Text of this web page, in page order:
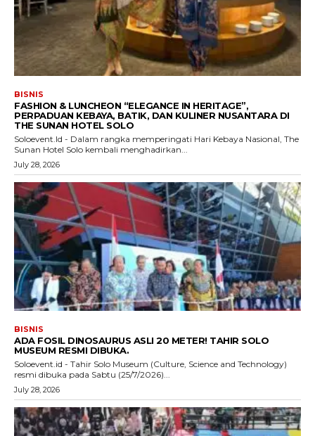
BISNIS
FASHION & LUNCHEON “ELEGANCE IN HERITAGE”,
PERPADUAN KEBAYA, BATIK, DAN KULINER NUSANTARA DI
THE SUNAN HOTEL SOLO
Soloevent.Id - Dalam rangka memperingati Hari Kebaya Nasional, The
Sunan Hotel Solo kembali menghadirkan...
July 28, 2026
BISNIS
ADA FOSIL DINOSAURUS ASLI 20 METER! TAHIR SOLO
MUSEUM RESMI DIBUKA.
Soloevent.id - Tahir Solo Museum (Culture, Science and Technology)
resmi dibuka pada Sabtu (25/7/2026)...
July 28, 2026